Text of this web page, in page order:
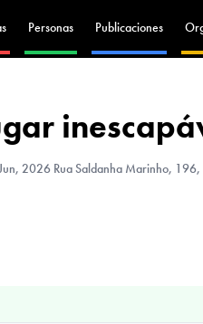
Personas Publicaciones
2026 Rua Saldanha Marinho, 196,